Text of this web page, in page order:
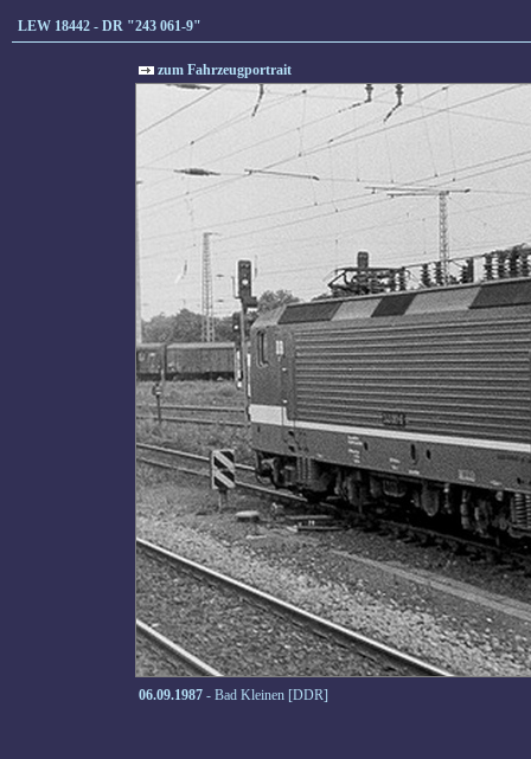
LEW 18442 - DR "243 061-9"
zum Fahrzeugportrait
06.09.1987 - Bad Kleinen [DDR]